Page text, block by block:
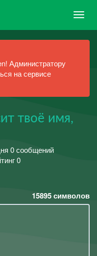
Администратору
на сервисе
твоё имя,
0 сообщений
0
15895символов